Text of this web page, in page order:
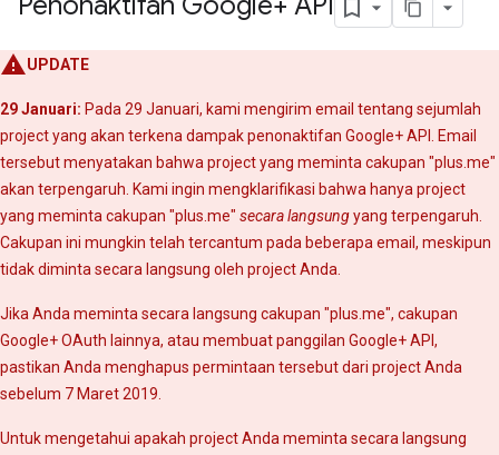
UPDATE
29 Januari: Pada 29 Januari, kami mengirim email tentang sejumlah
project yang akan terkena dampak penonaktifan Google+ API. Email
tersebut menyatakan bahwa project yang meminta cakupan "plus.me"
akan terpengaruh. Kami ingin mengklarifikasi bahwa hanya project
yang meminta cakupan "plus.me" secara langsungyang terpengaruh.
Cakupan ini mungkin telah tercantum pada beberapa email, meskipun
tidak diminta secara langsung oleh project Anda.
Jika Anda meminta secara langsung cakupan "plus.me", cakupan
Google+ OAuth lainnya, atau membuat panggilan Google+ API,
pastikan Anda menghapus permintaan tersebut dari project Anda
sebelum 7 Maret 2019.
Untuk mengetahui apakah project Anda meminta secara langsung